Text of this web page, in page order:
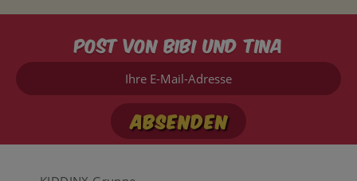
Post von Bibi und Tina
Ihre
Mail-